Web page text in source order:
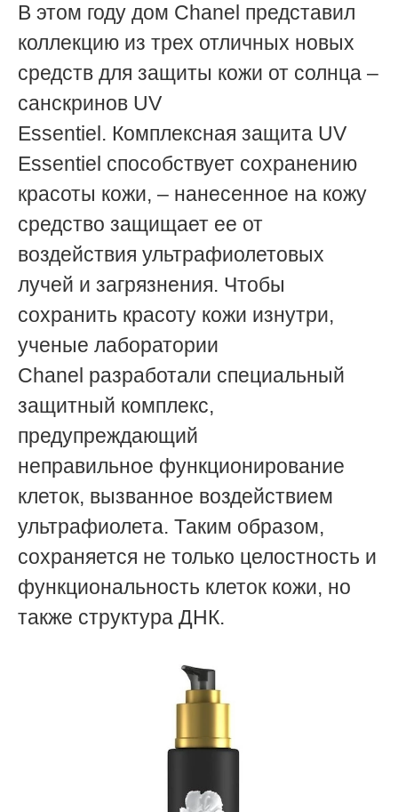
В этом году дом Chanel представил
коллекцию из трех отличных новых
средств для защиты кожи от солнца –
санскринов UV
Essentiel. Комплексная защита UV
Essentiel способствует сохранению
красоты кожи, – нанесенное на кожу
средство защищает ее от
воздействия ультрафиолетовых
лучей и загрязнения. Чтобы
сохранить красоту кожи изнутри,
ученые лаборатории
Chanel разработали специальный
защитный комплекс,
предупреждающий
неправильное функционирование
клеток, вызванное воздействием
ультрафиолета. Таким образом,
сохраняется не только целостность и
функциональность клеток кожи, но
также структура ДНК.